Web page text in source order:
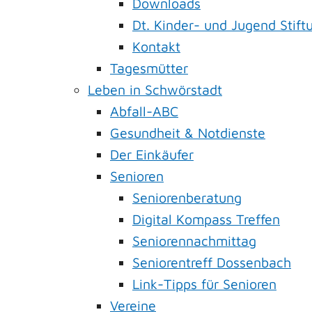
Dt. Kinder- und Jugend
Kontakt
Tagesmütter
Leben in Schwörstadt
Abfall-ABC
Gesundheit & Notdienste
Der Einkäufer
Senioren
Seniorenberatung
Digital Kompass Treffen
Seniorennachmittag
Seniorentreff Dossenbach
Link-Tipps für Senioren
Vereine